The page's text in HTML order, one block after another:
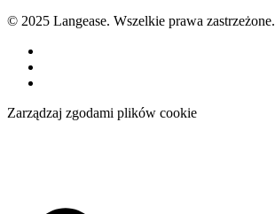
© 2025 Langease. Wszelkie prawa zastrzeżone.
Zarządzaj zgodami plików cookie